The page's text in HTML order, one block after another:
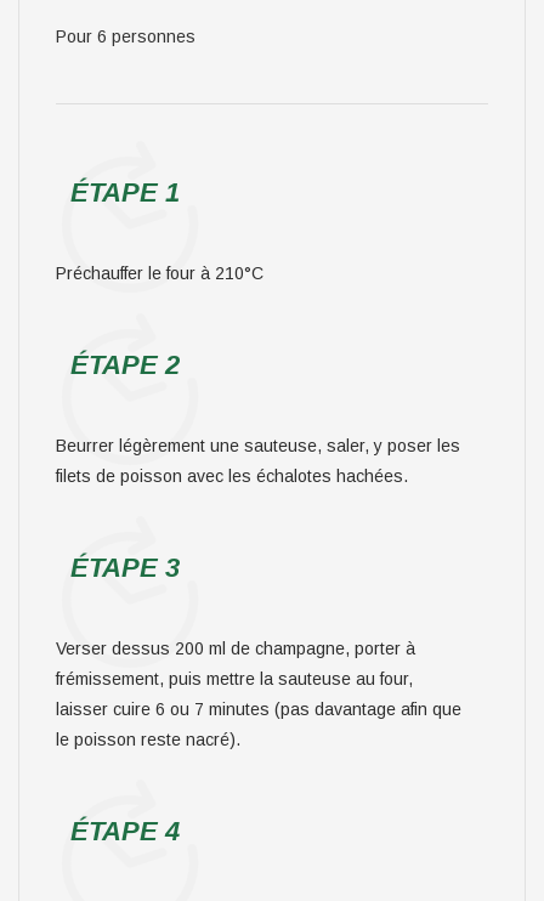
Pour 6 personnes
ÉTAPE 1
Préchauffer le four à 210°C
ÉTAPE 2
Beurrer légèrement une sauteuse, saler, y poser les
filets de poisson avec les échalotes hachées.
ÉTAPE 3
Verser dessus 200 ml de champagne, porter à
frémissement, puis mettre la sauteuse au four,
laisser cuire 6 ou 7 minutes (pas davantage afin que
le poisson reste nacré).
ÉTAPE 4